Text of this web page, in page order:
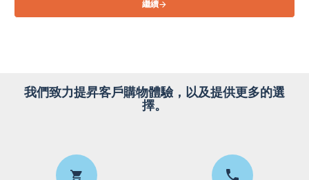
繼續
我們致力提昇客戶購物體驗，以及提供更多的選
擇。